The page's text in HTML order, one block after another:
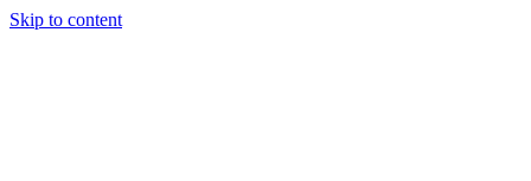
Skip to content